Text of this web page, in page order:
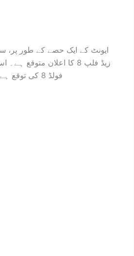
زیڈ فلپ 8 کا اعلان
فولڈ 8 کی توقع ہے، جو ایپل کے افواہوں والے آئی فون الٹرا کا مقابلہ کرے گی۔